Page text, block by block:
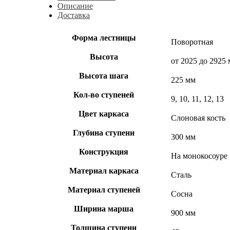
Описание
Доставка
Форма лестницы
Поворотная
Высота
от 2025 до 2925
Высота шага
225 мм
Кол-во ступеней
9, 10, 11, 12, 13
Цвет каркаса
Слоновая кость
Глубина ступени
300 мм
Конструкция
На монокосоуре
Материал каркаса
Сталь
Материал ступеней
Сосна
Ширина марша
900 мм
Толщина ступени